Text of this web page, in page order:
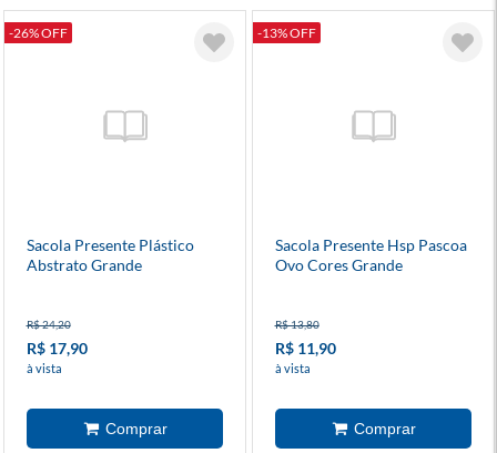
-26% OFF
Sacola Presente Plástico
Abstrato Grande
R$ 24,20
R$ 17,90
à vista
-13% OFF
Sacola Presente Hsp Pascoa
Ovo Cores Grande
R$ 13,80
R$ 11,90
à vista